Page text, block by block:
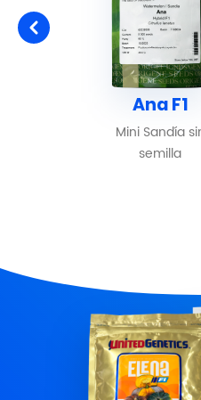
Ana F1
Mini Sandía
semilla